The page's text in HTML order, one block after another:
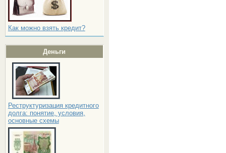
Как можно взять кредит?
Деньги
Реструктуризация кредитного
долга: понятие, условия,
основные схемы